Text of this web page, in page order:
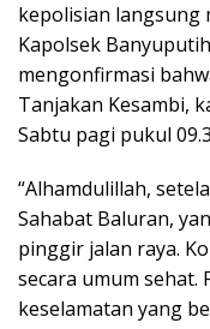
kepolisian langsung
Kapolsek
mengonfirmasi
Tanjakan Kesambi,
Sabtu pagi pukul
“Alhamdulillah,
Sahabat Baluran,
pinggir jalan raya.
secara umum sehat.
keselamatan yang